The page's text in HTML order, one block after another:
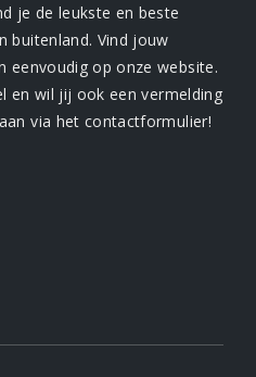
je de leukste en beste
buitenland. Vind jouw
eenvoudig op onze website.
en wil jij ook een vermelding
via het contactformulier!